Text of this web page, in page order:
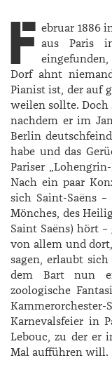
F ebruar 1886
aus Paris
eingefunden,
Dorf ahnt
Pianist ist, der auf
weilen sollte. Doch
nachdem er im
Berlin
habe und das
Pariser
Nach ein paar
sich Saint-Saëns
Mönches, des
Saint Saëns) hört
von allem und
sagen, erlaubt
dem Bart nun
zoologische
Karnevalsfeier in
Lebouc, zu der er
Mal aufführen will.